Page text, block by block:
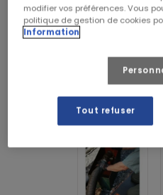
modifier vos préférences. Vous
politique de gestion de cookies
Information
Tout refuser